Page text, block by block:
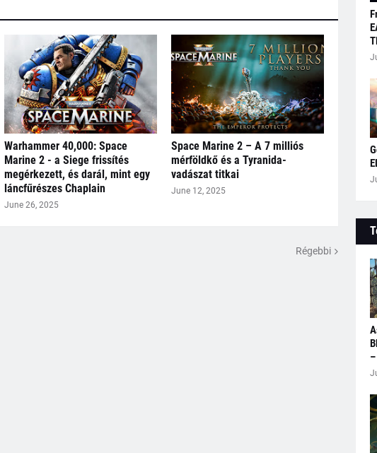
Warhammer 40,000: Space
Marine 2 - a Siege frissítés
megérkezett, és darál, mint egy
láncfűrészes Chaplain
June 26, 2025
Space Marine 2 – A 7 milliós
mérföldkő és a Tyranida-
vadászat titkai
June 12, 2025
Régebbi